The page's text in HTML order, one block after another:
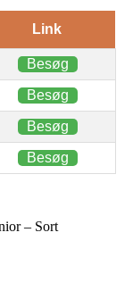
Link
Besøg
Besøg
Besøg
Besøg
– Sort